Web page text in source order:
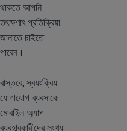
থাকতে আপনি
তৎক্ষণাৎ প্রতিক্রিয়া
জানাতে চাইতে
পারেন।
বাস্তবে, স্বয়ংক্রিয়
যোগাযোগ ব্যবসাকে
মোবাইল অ্যাপ
ব্যবহারকারীদের সংখ্যা